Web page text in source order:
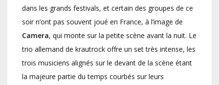
dans les grands festivals, et certain des groupes de ce
soir n’ont pas souvent joué en France, à l’image de
Camera, qui monte sur la petite scène avant la nuit. Le
trio allemand de krautrock offre un set très intense, les
trois musiciens alignés sur le devant de la scène étant
la majeure partie du temps courbés sur leurs